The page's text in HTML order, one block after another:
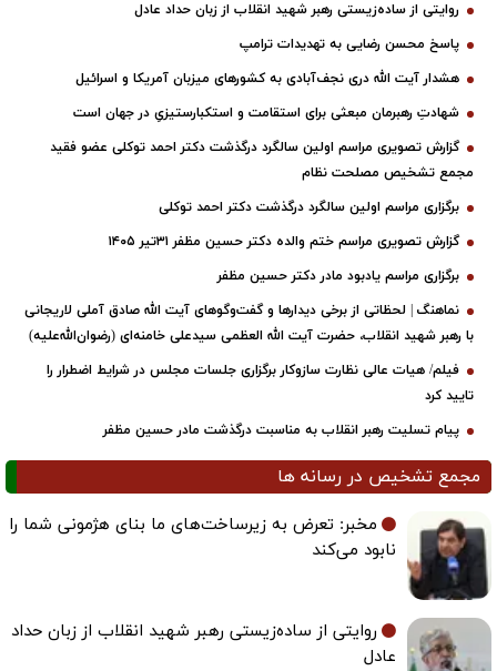
روایتی از ساده‌زیستی رهبر شهید انقلاب از زبان حداد عادل
پاسخ محسن رضایی به تهدیدات ترامپ
هشدار آیت الله دری نجف‌آبادی به کشورهای میزبان آمریکا و اسرائیل
شهادتِ رهبرمان مبعثی برای استقامت و استکبارستیزیِ در جهان است
گزارش تصویری مراسم اولین سالگرد درگذشت دکتر احمد توکلی عضو فقید
مجمع تشخیص مصلحت نظام
برگزاری مراسم اولین سالگرد درگذشت دکتر احمد توکلی
گزارش تصویری مراسم ختم والده دکتر حسین مظفر ۳۱تیر ۱۴۰۵
برگزاری مراسم یادبود مادر دکتر حسین مظفر
نماهنگ | لحظاتی از برخی دیدارها و گفت‌وگوهای آیت ‌الله صادق آملی لاریجانی
با رهبر شهید انقلاب، حضرت آیت‌ الله العظمی سیدعلی خامنه‌ای (رضوان‌الله‌علیه)
فیلم/ هیات عالی نظارت سازوکار برگزاری جلسات مجلس در شرایط اضطرار را
تایید کرد
پیام تسلیت رهبر انقلاب به مناسبت درگذشت مادر حسین مظفر
مجمع تشخیص در رسانه ها
مخبر: تعرض به زیرساخت‌های ما بنای هژمونی شما را
نابود می‌کند
روایتی از ساده‌زیستی رهبر شهید انقلاب از زبان حداد
عادل